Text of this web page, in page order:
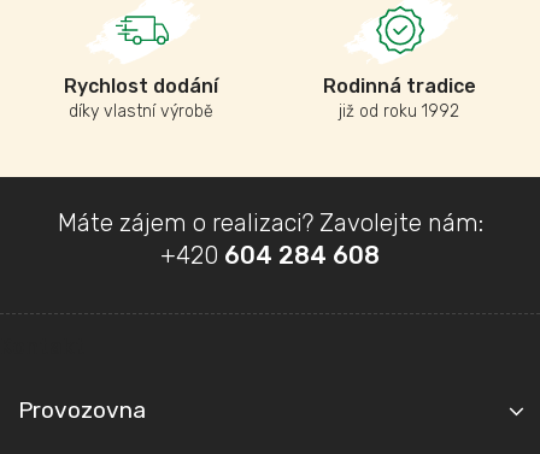
Rychlost dodání
díky vlastní výrobě
Rodinná tradice
již od roku 1992
a
Máte zájem o realizaci? Zavolejte nám:
+420 604 284 608
Provozovna